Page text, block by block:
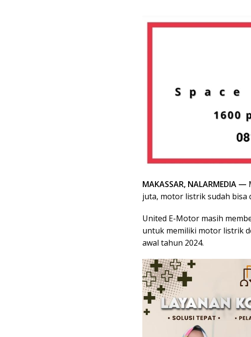
MAKASSAR, NALARMEDIA —
juta, motor listrik sudah bisa
United E-Motor masih
untuk memiliki motor listrik
awal tahun 2024.